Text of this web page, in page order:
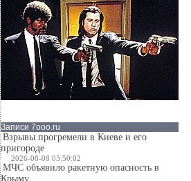
Записи 7ooo.ru
Взрывы прогремели в Киеве и его
пригороде
2026-08-08 03:50:02
МЧС объявило ракетную опасность в
Крыму